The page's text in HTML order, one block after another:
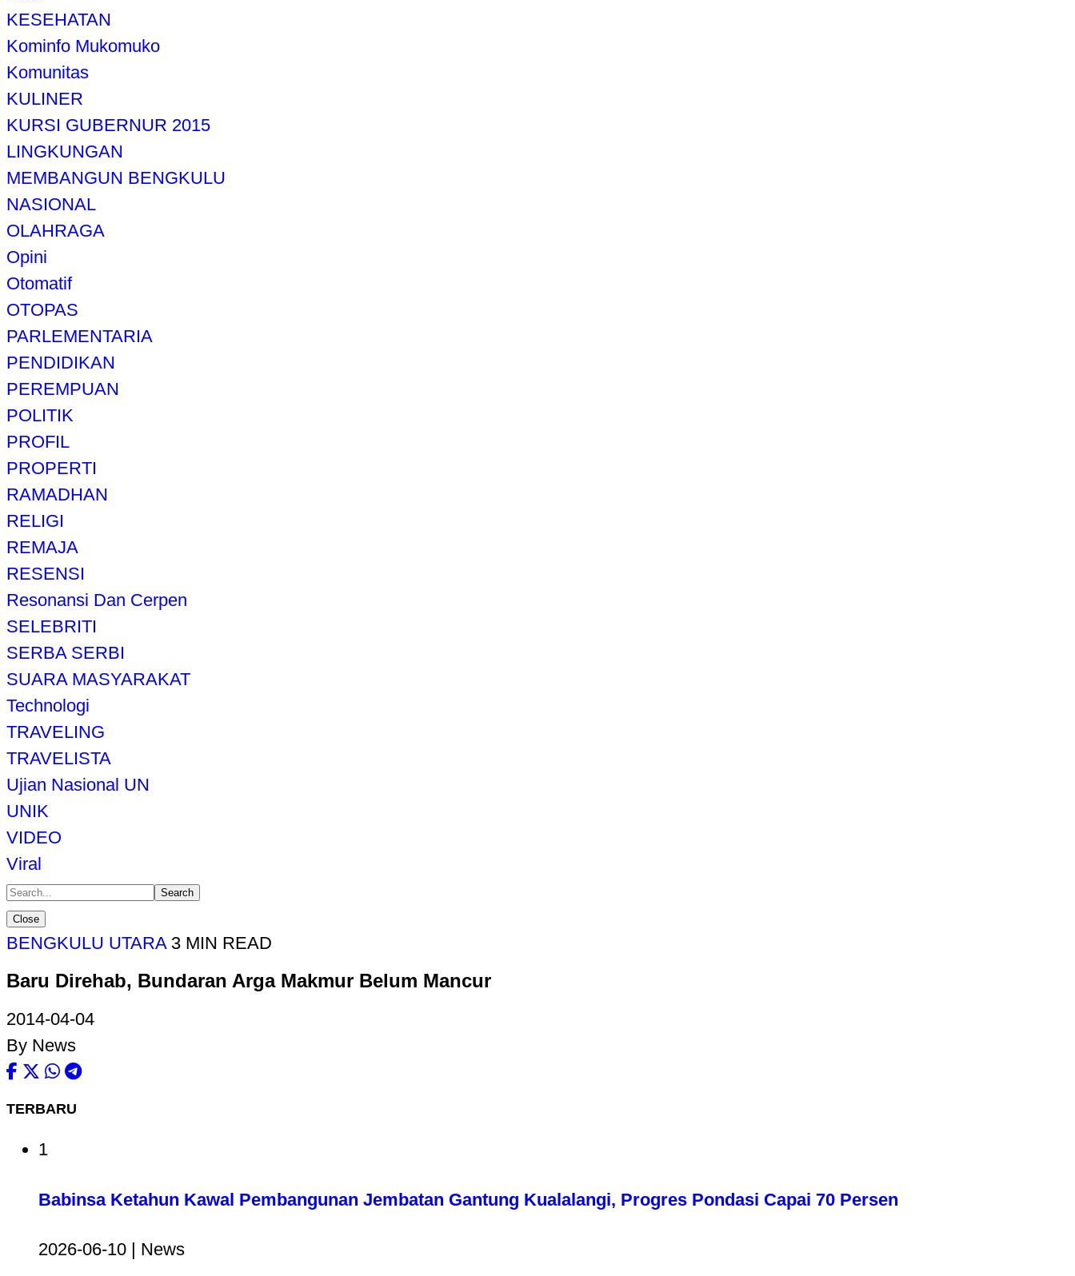
KESEHATAN
Kominfo Mukomuko
Komunitas
KULINER
KURSI GUBERNUR 2015
LINGKUNGAN
MEMBANGUN BENGKULU
NASIONAL
OLAHRAGA
Opini
Otomatif
OTOPAS
PARLEMENTARIA
PENDIDIKAN
PEREMPUAN
POLITIK
PROFIL
PROPERTI
RAMADHAN
RELIGI
REMAJA
RESENSI
Resonansi Dan Cerpen
SELEBRITI
SERBA SERBI
SUARA MASYARAKAT
Technologi
TRAVELING
TRAVELISTA
Ujian Nasional UN
UNIK
VIDEO
Viral
Search
Close
BENGKULU UTARA 3 MIN READ
Baru Direhab, Bundaran Arga Makmur Belum Mancur
2014-04-04
By News
TERBARU
1
Babinsa Ketahun Kawal Pembangunan Jembatan Gantung Kualalangi, Progres Pondasi Capai 70 Persen
2026-06-10 | News